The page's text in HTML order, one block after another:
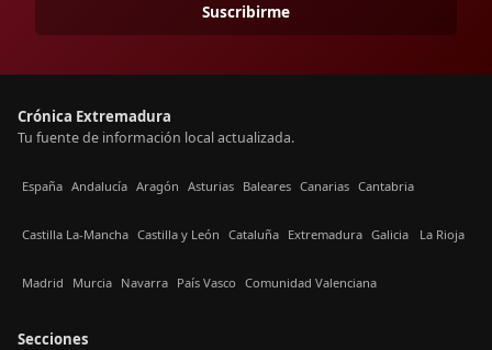
Suscribirme
Crónica Extremadura
Tu fuente de información local actualizada.
España Andalucía Aragón Asturias Baleares Canarias Cantabria
Castilla La-Mancha Castilla y León Cataluña Extremadura Galicia La Rioja
Madrid Murcia Navarra País Vasco Comunidad Valenciana
Secciones